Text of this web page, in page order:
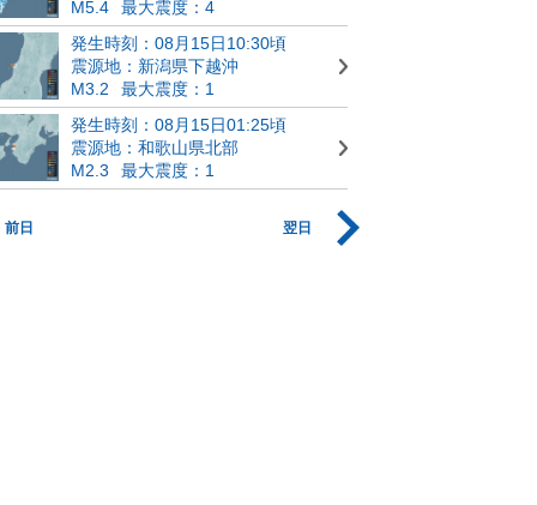
M5.4
最大震度：4
発生時刻：08月15日10:30頃
震源地：新潟県下越沖
M3.2
最大震度：1
発生時刻：08月15日01:25頃
震源地：和歌山県北部
M2.3
最大震度：1
前日 翌日